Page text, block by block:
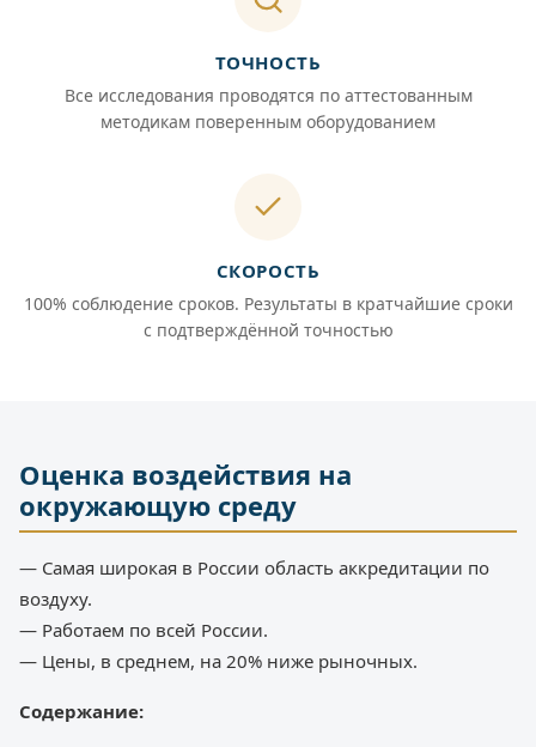
ТОЧНОСТЬ
Все исследования проводятся по аттестованным
методикам поверенным оборудованием
СКОРОСТЬ
100% соблюдение сроков. Результаты в кратчайшие сроки
с подтверждённой точностью
Оценка воздействия на
окружающую среду
— Самая широкая в России область аккредитации по
воздуху.
— Работаем по всей России.
— Цены, в среднем, на 20% ниже рыночных.
Содержание: